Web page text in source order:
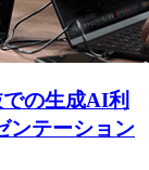
の生成AI利
テーション